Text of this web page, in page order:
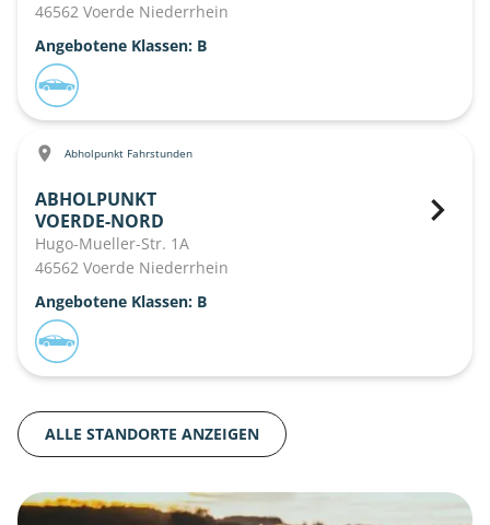
46562 Voerde Niederrhein
Angebotene Klassen: B
Abholpunkt Fahrstunden
ABHOLPUNKT
VOERDE-NORD
Hugo-Mueller-Str. 1A
46562 Voerde Niederrhein
Angebotene Klassen: B
ALLE STANDORTE ANZEIGEN